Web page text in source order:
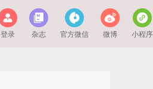
登录 杂志 官方微信 微博 小程序